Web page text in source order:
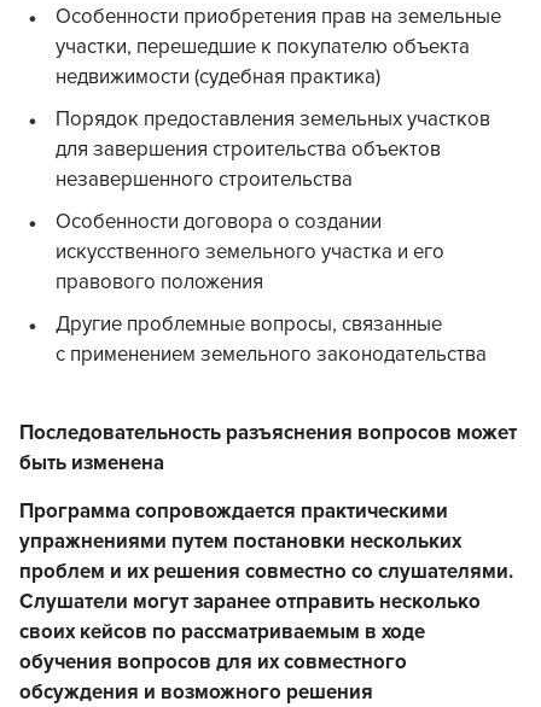
Особенности приобретения прав на земельные
участки, перешедшие к покупателю объекта
недвижимости (судебная практика)
Порядок предоставления земельных участков
для завершения строительства объектов
незавершенного строительства
Особенности договора о создании
искусственного земельного участка и его
правового положения
Другие проблемные вопросы, связанные
с применением земельного законодательства
Последовательность разъяснения вопросов может
быть изменена
Программа сопровождается практическими
упражнениями путем постановки нескольких
проблем и их решения совместно со слушателями.
Слушатели могут заранее отправить несколько
своих кейсов по рассматриваемым в ходе
обучения вопросов для их совместного
обсуждения и возможного решения